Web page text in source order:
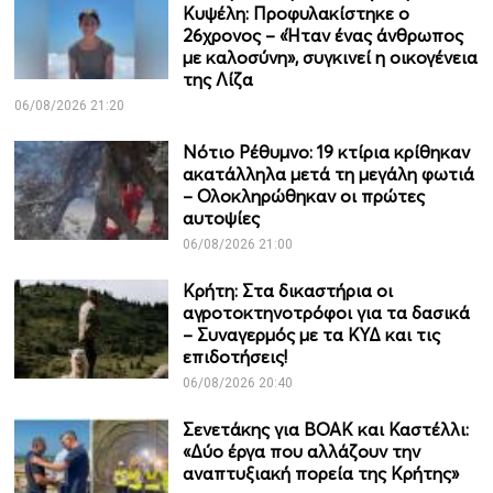
Κυψέλη: Προφυλακίστηκε ο
26χρονος – «Ήταν ένας άνθρωπος
με καλοσύνη», συγκινεί η οικογένεια
της Λίζα
06/08/2026 21:20
Νότιο Ρέθυμνο: 19 κτίρια κρίθηκαν
ακατάλληλα μετά τη μεγάλη φωτιά
– Ολοκληρώθηκαν οι πρώτες
αυτοψίες
06/08/2026 21:00
Κρήτη: Στα δικαστήρια οι
αγροτοκτηνοτρόφοι για τα δασικά
– Συναγερμός με τα ΚΥΔ και τις
επιδοτήσεις!
06/08/2026 20:40
Σενετάκης για ΒΟΑΚ και Καστέλλι:
«Δύο έργα που αλλάζουν την
αναπτυξιακή πορεία της Κρήτης»